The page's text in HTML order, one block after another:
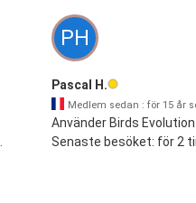
PH
Pascal H.
Medlem sedan : för 15 år
Använder Birds Evolution
Senaste besöket: för 2